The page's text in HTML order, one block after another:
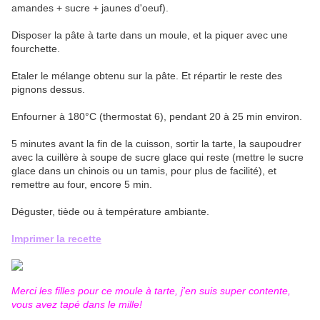
amandes + sucre + jaunes d'oeuf).
Disposer la pâte à tarte dans un moule, et la piquer avec une
fourchette.
Etaler le mélange obtenu sur la pâte. Et répartir le reste des
pignons dessus.
Enfourner à 180°C (thermostat 6), pendant 20 à 25 min environ.
5 minutes avant la fin de la cuisson, sortir la tarte, la saupoudrer
avec la cuillère à soupe de sucre glace qui reste (mettre le sucre
glace dans un chinois ou un tamis, pour plus de facilité), et
remettre au four, encore 5 min.
Déguster, tiède ou à température ambiante.
Imprimer la recette
Merci les filles pour ce moule à tarte, j'en suis super contente,
vous avez tapé dans le mille!